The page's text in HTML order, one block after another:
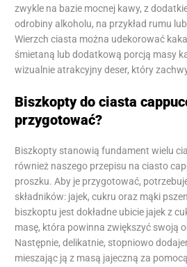
zwykle na bazie mocnej kawy, z
odrobiny alkoholu, na przykład rumu
Wierzch ciasta można udekorować
śmietaną lub dodatkową porcją masy
wizualnie atrakcyjny deser, który
Biszkopty do ciasta
przygotować?
Biszkopty stanowią fundament wielu
również naszego przepisu na ciasto
proszku. Aby je przygotować,
składników: jajek, cukru oraz mąki
biszkoptu jest dokładne ubicie jajek z
masę, która powinna zwiększyć swoją
Następnie, delikatnie, stopniowo
mieszając ją z masą jajeczną za